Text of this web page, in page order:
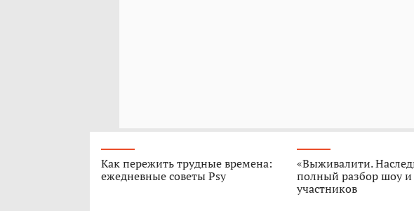
Как пережить трудные времена:
ежедневные советы Psy
«Выживалити.
полный разбор шоу и
участников